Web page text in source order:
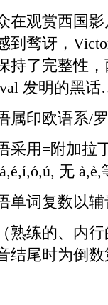
在观赏西国
到骛讶，
持了完整性
发明的黑
属印欧语系/
采用=附加拉
无
单词复数以
熟练的、内
结尾时为倒